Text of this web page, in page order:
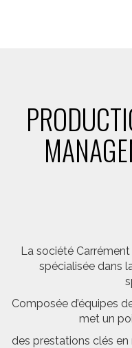
La société
spécialisée dans
Composée d’équipes
met un
des prestations clés